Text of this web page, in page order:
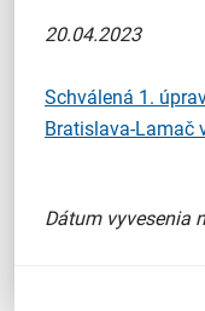
20.04.2023
Schválená 1.
Bratislava-Lamač
Dátum vyvesenia